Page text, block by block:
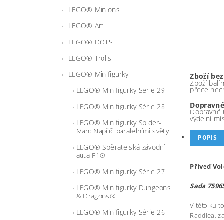
LEGO® Minions
LEGO® Art
LEGO® DOTS
LEGO® Trolls
LEGO® Minifigurky
LEGO® Minifigurky Série 29
LEGO® Minifigurky Série 28
LEGO® Minifigurky Spider-
Man: Napříč paralelními světy
LEGO® Sběratelská závodní
auta F1®
LEGO® Minifigurky Série 27
LEGO® Minifigurky Dungeons
& Dragons®
LEGO® Minifigurky Série 26
Zboží
Zboží
přece
Dopravné
výdejní
POPIS
Přiveď
Sada
V této
Raddlea,